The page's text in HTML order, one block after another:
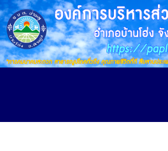
Skip
to
main
content